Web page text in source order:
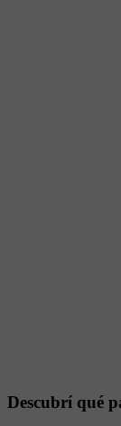
Descubrí qué